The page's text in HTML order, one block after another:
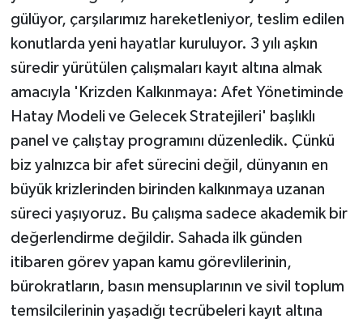
gülüyor, çarşılarımız hareketleniyor, teslim edilen
konutlarda yeni hayatlar kuruluyor. 3 yılı aşkın
süredir yürütülen çalışmaları kayıt altına almak
amacıyla 'Krizden Kalkınmaya: Afet Yönetiminde
Hatay Modeli ve Gelecek Stratejileri' başlıklı
panel ve çalıştay programını düzenledik. Çünkü
biz yalnızca bir afet sürecini değil, dünyanın en
büyük krizlerinden birinden kalkınmaya uzanan
süreci yaşıyoruz. Bu çalışma sadece akademik bir
değerlendirme değildir. Sahada ilk günden
itibaren görev yapan kamu görevlilerinin,
bürokratların, basın mensuplarının ve sivil toplum
temsilcilerinin yaşadığı tecrübeleri kayıt altına